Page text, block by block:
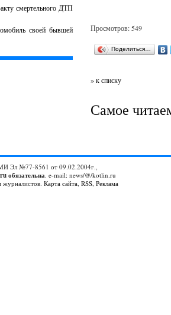
смертельного ДТП
своей бывшей
Просмотров: 549
Поделиться…
» к списку
Самое
Эл №77-8561 от 09.02.2004г.,
обязательна. e-mail: news/@/kotlin.ru
журналистов. Карта сайта, RSS, Реклама